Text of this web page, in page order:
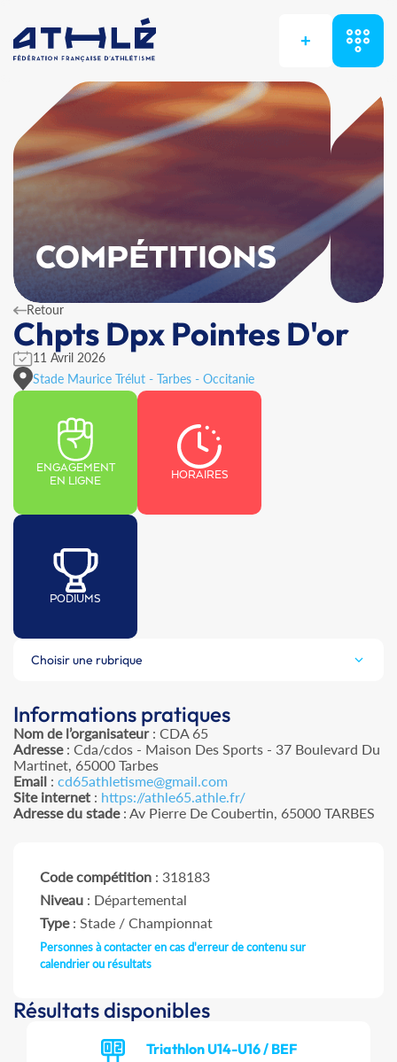
+
COMPÉTITIONS
Retour
Chpts Dpx Pointes D'or
11 Avril 2026
Stade Maurice Trélut - Tarbes - Occitanie
ENGAGEMENT
EN LIGNE
HORAIRES
PODIUMS
Choisir une rubrique
Informations pratiques
Nom de l’organisateur: CDA 65
Adresse: Cda/cdos - Maison Des Sports - 37 Boulevard Du
Martinet, 65000 Tarbes
Email : cd65athletisme@gmail.com
Site internet : https://athle65.athle.fr/
Adresse du stade: Av Pierre De Coubertin, 65000 TARBES
Code compétition : 318183
Niveau : Départemental
Type: Stade / Championnat
Personnes à contacter en cas d'erreur de contenu sur
calendrier ou résultats
Résultats disponibles
Triathlon U14-U16 / BEF